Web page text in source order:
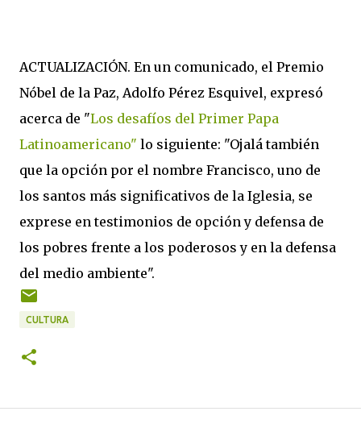
ACTUALIZACIÓN. En un comunicado, el Premio
Nóbel de la Paz, Adolfo Pérez Esquivel, expresó
acerca de "Los desafíos del Primer Papa
Latinoamericano" lo siguiente: "Ojalá también
que la opción por el nombre Francisco, uno de
los santos más significativos de la Iglesia, se
exprese en testimonios de opción y defensa de
los pobres frente a los poderosos y en la defensa
del medio ambiente".
CULTURA